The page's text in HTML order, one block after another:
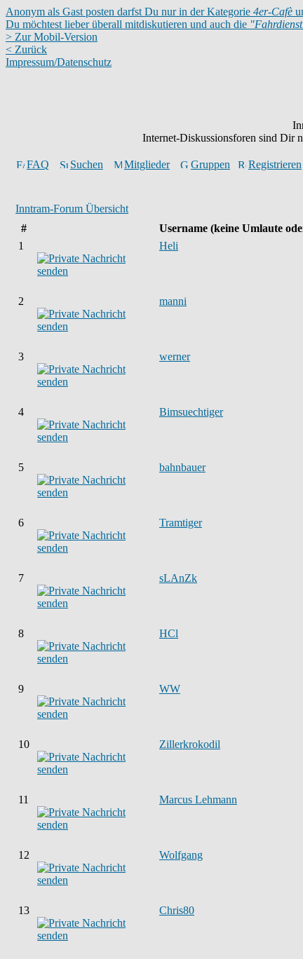
Anonym als Gast posten darfst Du nur in der Kategorie 4er-Cafè
Du möchtest lieber überall mitdiskutieren und auch die
> Zur Mobil-Version
< Zurück
Impressum/Datenschutz
Internet-Diskussionsforen sind Dir
FAQ Suchen Mitglieder Gruppen Registrieren
Inntram-Forum Übersicht
#
Username (keine Umlaute
1
Heli
2 manni
3 werner
4 Bimsuechtiger
5 bahnbauer
6 Tramtiger
7 sLAnZk
8 HCl
9 WW
10 Zillerkrokodil
11 Marcus Lehmann
12 Wolfgang
13 Chris80